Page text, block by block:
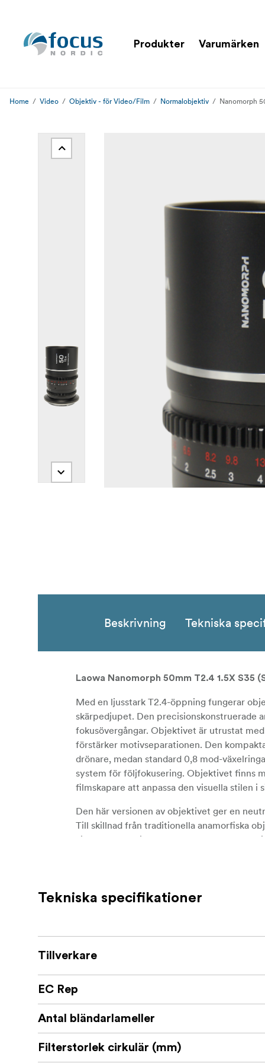
Produkter Varumärken
Home Video Objektiv - för Video/Film Normalobjektiv Nanomorph
Beskrivning Tekniska
Laowa Nanomorph 50mm T2.4 1.5X S35
Med en ljusstark T2.4-öppning fungerar
skärpedjupet. Den precisionskonstruerade
fokusövergångar. Objektivet är utrustat
förstärker motivseparationen. Den
drönare, medan standard 0,8 mod-
system för följfokusering. Objektivet finns
filmskapare att anpassa den visuella stilen i
Den här versionen av objektivet ger en
Till skillnad från traditionella anamorfiska
vilket gör den till ett perfekt val för
T2.4 bländare för utmärkt prestanda i
13-blads iris för grunt skärpedjup och
Vacker oval bokeh och förbättrad
Kompakt och lätt design, perfekt för
Anamorfisk precisionsoptik med
Tekniska specifikationer
Tillverkare
EC Rep
Antal bländarlameller
Filterstorlek cirkulär (mm)